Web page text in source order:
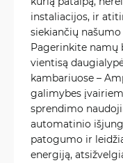
instaliacijos, ir
siekiančių
Pagerinkite namų
vientisą
kambariuose –
galimybes
sprendimo
automatinio
patogumo ir
energiją,